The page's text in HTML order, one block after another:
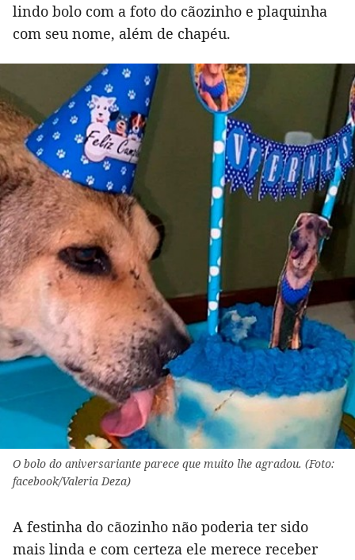
lindo bolo com a foto do cãozinho e plaquinha
com seu nome, além de chapéu.
O bolo do aniversariante parece que muito lhe agradou. (Foto:
facebook/Valeria Deza)
A festinha do cãozinho não poderia ter sido
mais linda e com certeza ele merece receber